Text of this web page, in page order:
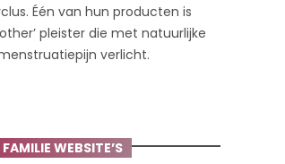
Één van hun producten is
pleister die met natuurlijke
verlicht.
FAMILIE WEBSITE’S